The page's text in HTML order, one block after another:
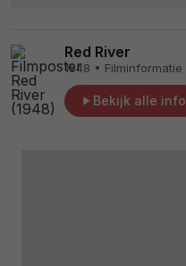
Red River
1948 • Filminformatie
Bekijk alle info